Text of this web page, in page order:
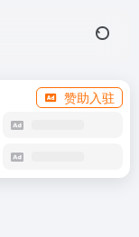
赞助入驻